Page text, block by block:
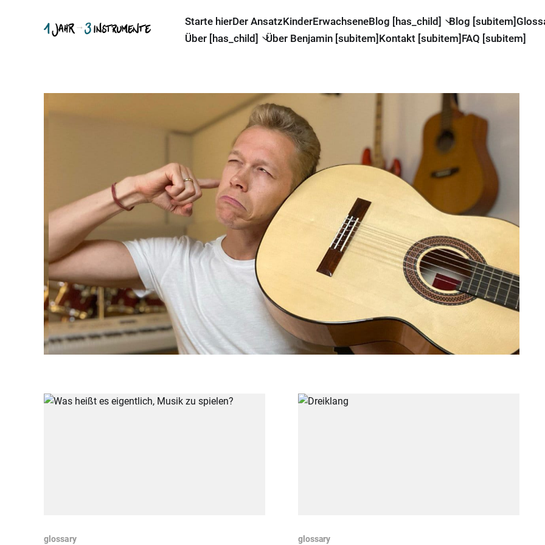
Starte hierDer AnsatzKinderErwachseneBlog [has_child] Blog [subitem]
Über [has_child]
Über Benjamin [subitem] Kontakt [subitem] FAQ [subitem]
glossary glossary